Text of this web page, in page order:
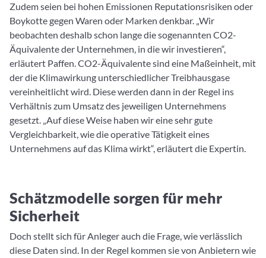
Zudem seien bei hohen Emissionen Reputationsrisiken oder
Boykotte gegen Waren oder Marken denkbar. „Wir
beobachten deshalb schon lange die sogenannten CO2-
Äquivalente der Unternehmen, in die wir investieren“,
erläutert Paffen. CO2-Äquivalente sind eine Maßeinheit, mit
der die Klimawirkung unterschiedlicher Treibhausgase
vereinheitlicht wird. Diese werden dann in der Regel ins
Verhältnis zum Umsatz des jeweiligen Unternehmens
gesetzt. „Auf diese Weise haben wir eine sehr gute
Vergleichbarkeit, wie die operative Tätigkeit eines
Unternehmens auf das Klima wirkt“, erläutert die Expertin.
Schätzmodelle sorgen für mehr
Sicherheit
Doch stellt sich für Anleger auch die Frage, wie verlässlich
diese Daten sind. In der Regel kommen sie von Anbietern wie